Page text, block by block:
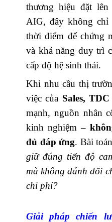
thương hiệu đặt
AIG, đây không chỉ
thời điểm để chứng
và khả năng duy trì
cấp độ hệ sinh thái.
Khi nhu cầu thị
việc của Sales,
mạnh, nguồn nhân
kinh nghiệm –
đủ đáp ứng. Bài
giữ đúng tiến độ
mà không đánh đổi
chi phí?
Giải pháp chiến